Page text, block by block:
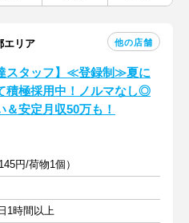
リア 他の店舗
スタッフ】≪登録制≫夏に
積極採用中！ノルマなし◎
＆安定月収50万も！
円/荷物1個）
1時間以上